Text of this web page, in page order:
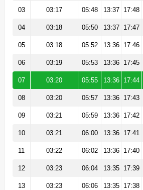
03 03:17 05:48 13:37 17:48
04 03:18 05:50 13:37 17:47
05 03:18 05:52 13:36 17:46
06 03:19 05:53 13:36 17:45
07 03:20 05:55 13:36 17:44
08 03:20 05:57 13:36 17:43
09 03:21 05:59 13:36 17:42
10 03:21 06:00 13:36 17:41
11 03:22 06:02 13:36 17:40
12 03:23 06:04 13:35 17:39
13 03:23 06:06 13:35 17:38